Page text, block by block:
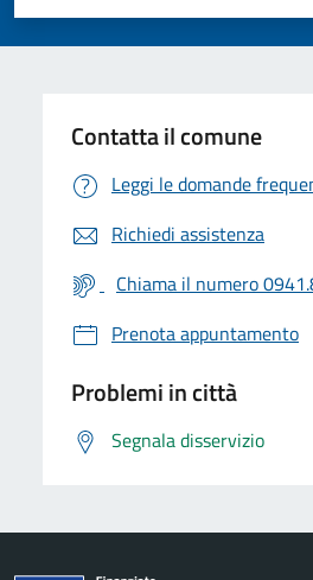
Valuta 5 stelle su 5
Valuta 4 stelle su 5
Valuta 3 stelle su 5
Valuta 2 stelle su 5
Valuta 1 stelle su 5
Contatta il comune
Leggi le domande
Richiedi assistenza
Chiama il numero
Prenota appuntamento
Problemi in città
Segnala disservizio